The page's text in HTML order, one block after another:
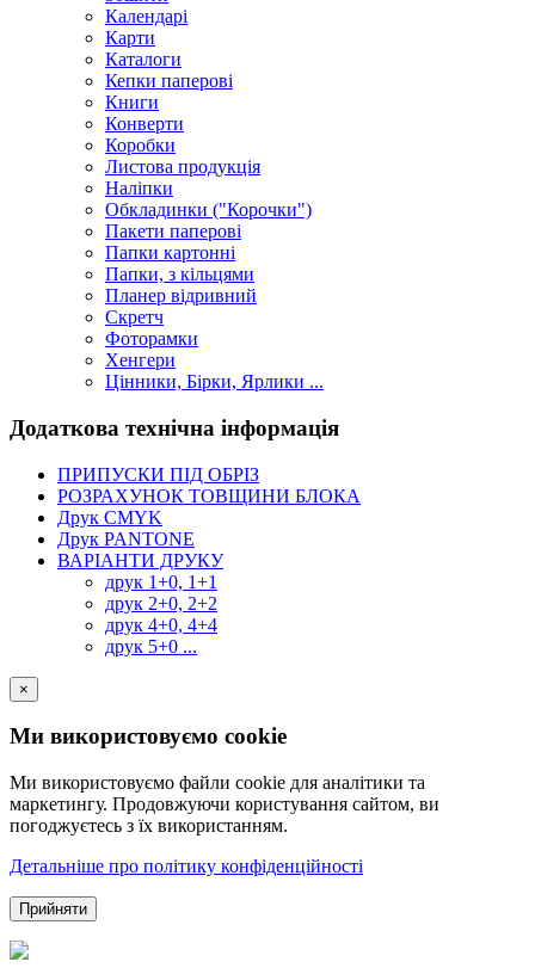
Календарі
Карти
Каталоги
Кепки паперові
Книги
Конверти
Коробки
Листова продукція
Наліпки
Обкладинки ("Корочки")
Пакети паперові
Папки картонні
Папки, з кільцями
Планер відривний
Скретч
Фоторамки
Хенгери
Цінники, Бірки, Ярлики ...
Додаткова технічна інформація
ПРИПУСКИ ПІД ОБРІЗ
РОЗРАХУНОК ТОВЩИНИ БЛОКА
Друк CMYK
Друк PANTONE
ВАРІАНТИ ДРУКУ
друк 1+0, 1+1
друк 2+0, 2+2
друк 4+0, 4+4
друк 5+0 ...
×
Ми використовуємо cookie
Ми використовуємо файли cookie для аналітики та
маркетингу. Продовжуючи користування сайтом, ви
погоджуєтесь з їх використанням.
Детальніше про політику конфіденційності
Прийняти